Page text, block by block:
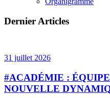
Dernier Articles
31 juillet 2026
#ACADÉMIE :
NOUVELLE